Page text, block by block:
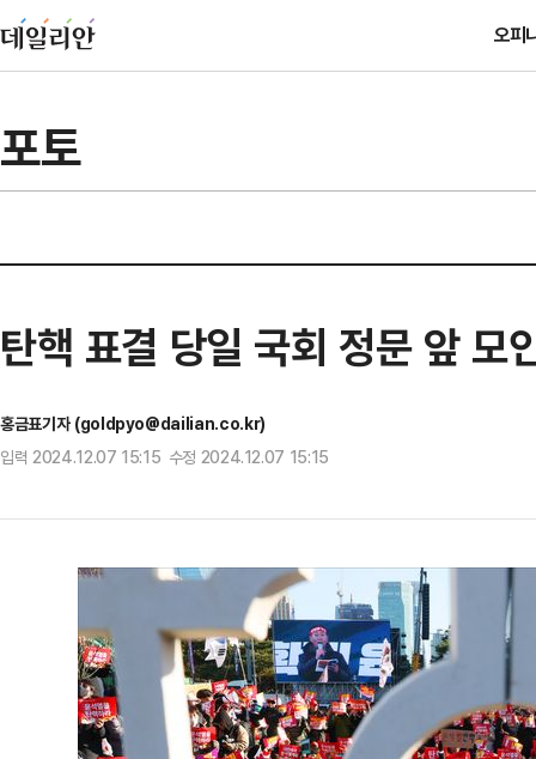
오피
포토
탄핵 표결 당일 국회 정문 앞 모
홍금표기자 (goldpyo@dailian.co.kr)
입력 2024.12.07 15:15 수정 2024.12.07 15:15